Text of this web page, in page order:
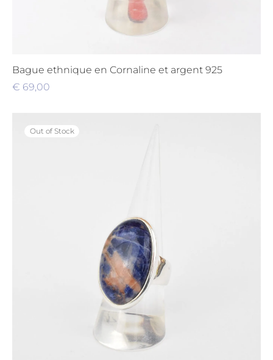
Bague ethnique en Cornaline et argent 925
€ 69,00
Out of Stock